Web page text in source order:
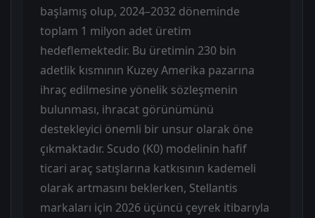
başlamış olup, 2024–2032 döneminde
toplam 1 milyon adet üretim
hedeflemektedir. Bu üretimin 230 bin
adetlik kısmının Kuzey Amerika pazarına
ihraç edilmesine yönelik sözleşmenin
bulunması, ihracat görünümünü
destekleyici önemli bir unsur olarak öne
çıkmaktadır. Scudo (K0) modelinin hafif
ticari araç satışlarına katkısının kademeli
olarak artmasını beklerken, Stellantis
markaları için 2026 üçüncü çeyrek itibarıyla